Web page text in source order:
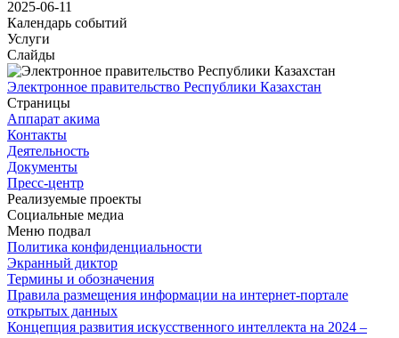
2025-06-11
Календарь событий
Услуги
Слайды
Электронное правительство Республики Казахстан
Страницы
Аппарат акима
Контакты
Деятельность
Документы
Пресс-центр
Реализуемые проекты
Социальные медиа
Меню подвал
Политика конфиденциальности
Экранный диктор
Термины и обозначения
Правила размещения информации на интернет-портале
открытых данных
Концепция развития искусственного интеллекта на 2024 –